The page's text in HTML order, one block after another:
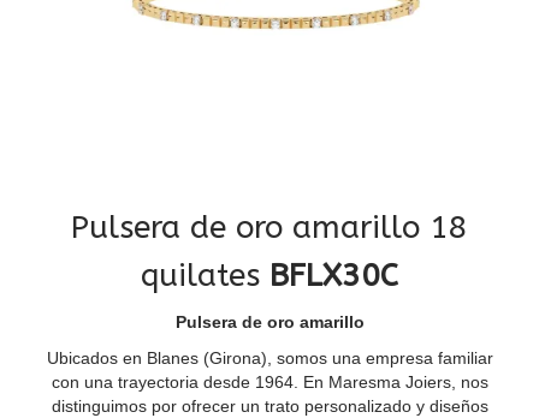
Pulsera de oro amarillo 18
quilates BFLX30C
Pulsera de oro amarillo
Ubicados en Blanes (Girona), somos una empresa familiar
con una trayectoria desde 1964. En Maresma Joiers, nos
distinguimos por ofrecer un trato personalizado y diseños